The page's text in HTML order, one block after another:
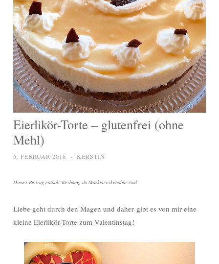
Eierlikör-Torte – glutenfrei (ohne
Mehl)
6. FEBRUAR 2016 ~ KERSTIN
Dieser Beitrag enthält Werbung, da Marken erkennbar sind
Liebe geht durch den Magen und daher gibt es von mir eine
kleine Eierlikör-Torte zum Valentinstag!